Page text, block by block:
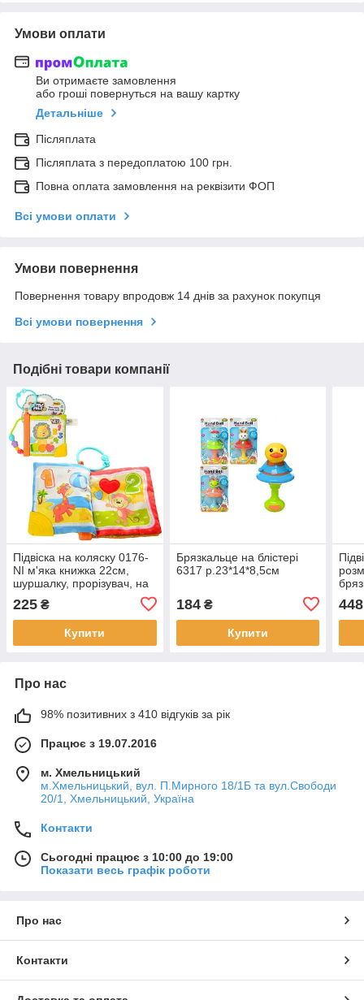
Умови оплати
Ви отримаєте замовлення
або гроші повернуться на вашу картку
Детальніше
Післяплата
Післяплата з передоплатою 100 грн.
Повна оплата замовлення на реквізити ФОП
Всі умови оплати
Умови повернення
Повернення товару впродовж 14 днів за рахунок покупця
Всі умови повернення
Подібні товари компанії
Підвіска на коляску 0176-
NI м'яка книжка 22см,
шуршалку, прорізувач, на
225 ₴
Купити
Брязкальце на блістері
6317 р.23*14*8,5см
184₴
Купити
25-
448
Про нас
98% позитивних з 410 відгуків за рік
Працює з 19.07.2016
м. Хмельницький
м.Хмельницький, вул. П.Мирного 18/1Б та вул.Свободи
20/1, Хмельницький, Україна
Контакти
Сьогодні працює з 10:00 до 19:00
Показати весь графік роботи
Про нас
Контакти